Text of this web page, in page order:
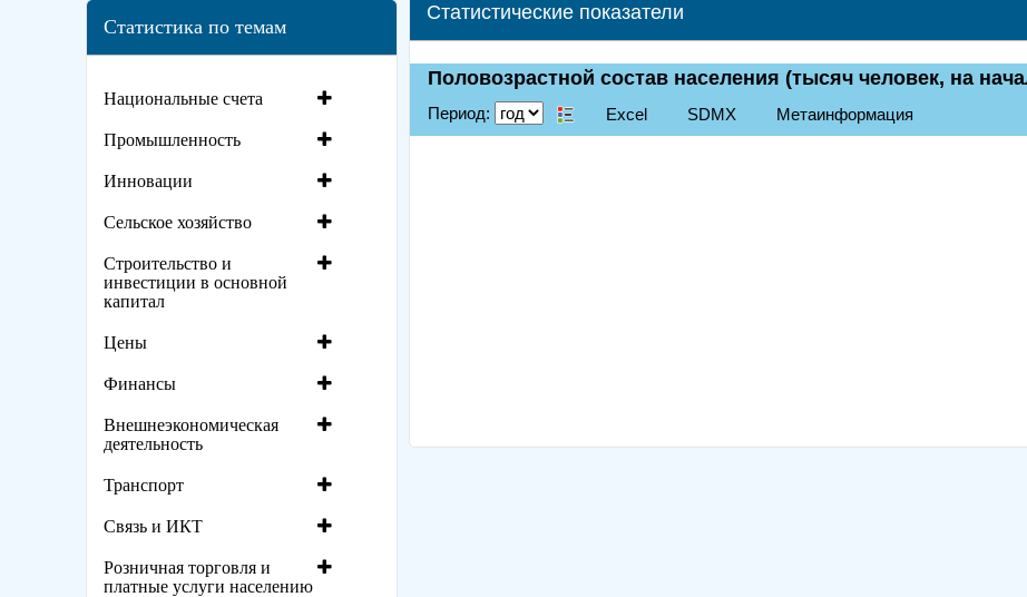
Статистика по темам
Национальные счета
Промышленность
Инновации
Сельское хозяйство
Строительство и
инвестиции в основной
капитал
Цены
Финансы
Внешнеэкономическая
деятельность
Транспорт
Связь и ИКТ
Розничная торговля и
платные услуги населению
Статистические показатели